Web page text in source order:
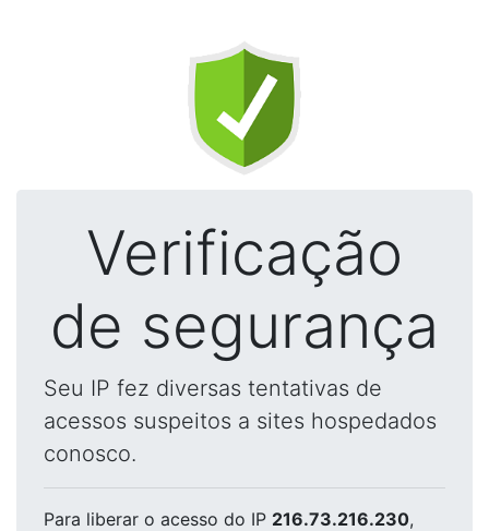
Verificação
de segurança
Seu IP fez diversas tentativas de
acessos suspeitos a sites hospedados
conosco.
Para liberar o acesso do IP 216.73.216.230,